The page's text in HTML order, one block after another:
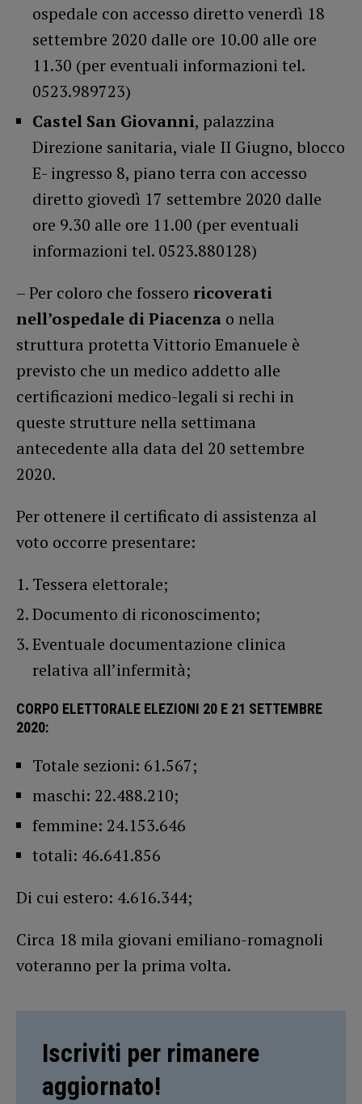
ospedale con accesso diretto venerdì 18
settembre 2020 dalle ore 10.00 alle ore
11.30 (per eventuali informazioni tel.
0523.989723)
Castel San Giovanni, palazzina
Direzione sanitaria, viale II Giugno, blocco
E- ingresso 8, piano terra con accesso
diretto giovedì 17 settembre 2020 dalle
ore 9.30 alle ore 11.00 (per eventuali
informazioni tel. 0523.880128)
– Per coloro che fossero ricoverati
nell’ospedale di Piacenza o nella
struttura protetta Vittorio Emanuele è
previsto che un medico addetto alle
certificazioni medico-legali si rechi in
queste strutture nella settimana
antecedente alla data del 20 settembre
2020.
Per ottenere il certificato di assistenza al
voto occorre presentare:
Tessera elettorale;
Documento di riconoscimento;
Eventuale documentazione clinica
relativa all’infermità;
CORPO ELETTORALE ELEZIONI 20 E 21 SETTEMBRE
2020:
Totale sezioni: 61.567;
maschi: 22.488.210;
femmine: 24.153.646
totali: 46.641.856
Di cui estero: 4.616.344;
Circa 18 mila giovani emiliano-romagnoli
voteranno per la prima volta.
Iscriviti per rimanere
aggiornato!